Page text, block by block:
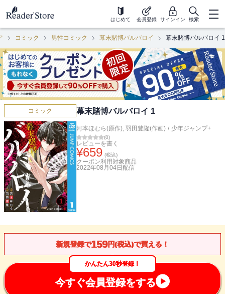
はじめて 会員登録 サインイン 検索
コミック 男性コミック 幕末賭博バルバロイ 幕末賭博バルバロイ 1
コミック 幕末賭博バルバロイ 1
河本ほむら(原作), 羽田豊隆(作画) / 少年ジャンプ+
(0)
レビューを書く
¥659 (税込)
クーポン利用対象商品
2022年08月04日 配信
新規登録で159円(税込)で買える！
かんたん30秒登録！
今すぐ会員登録をする